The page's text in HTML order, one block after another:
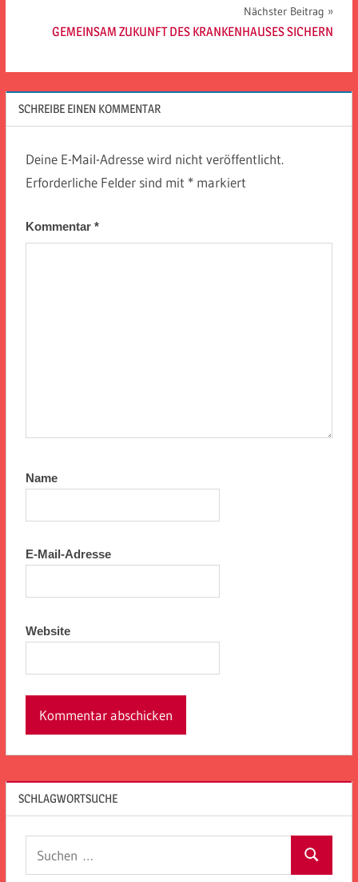
Nächster Beitrag
GEMEINSAM ZUKUNFT DES KRANKENHAUSES SICHERN
SCHREIBE EINEN KOMMENTAR
Deine E-Mail-Adresse wird nicht veröffentlicht.
Erforderliche Felder sind mit *markiert
Kommentar *
Name
E-Mail-Adresse
Website
SCHLAGWORTSUCHE
Suchen